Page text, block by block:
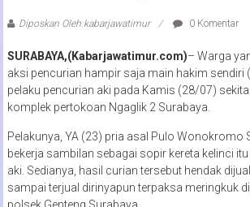
Diposkan Oleh:kabarjawatimur 0 Komentar
SURABAYA,(Kabarjawatimur.com)– Warga
aksi pencurian hampir saja main hakim sendiri
pelaku pencurian aki pada Kamis (28/07)
komplek pertokoan Ngaglik 2 Surabaya.
Pelakunya, YA (23) pria asal Pulo Wonokromo
bekerja sambilan sebagai sopir kereta kelinci
aki. Sedianya, hasil curian tersebut hendak
sampai terjual dirinyapun terpaksa meringkuk